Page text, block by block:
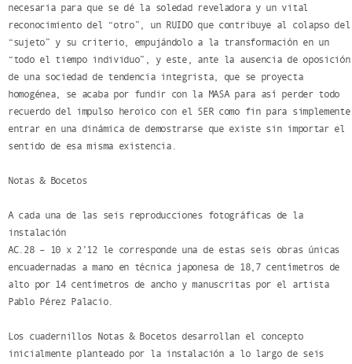
necesaria para que se dé la soledad reveladora y un vital
reconocimiento del “otro”, un RUIDO que contribuye al colapso del
“sujeto” y su criterio, empujándolo a la transformación en un
“todo el tiempo individuo”, y este, ante la ausencia de oposición
de una sociedad de tendencia integrista, que se proyecta
homogénea, se acaba por fundir con la MASA para así perder todo
recuerdo del impulso heroico con el SER como fin para simplemente
entrar en una dinámica de demostrarse que existe sin importar el
sentido de esa misma existencia.
Notas & Bocetos
A cada una de las seis reproducciones fotográficas de la
instalación
AC.28 – 10 x 2’12 le corresponde una de estas seis obras únicas
encuadernadas a mano en técnica japonesa de 18,7 centímetros de
alto por 14 centímetros de ancho y manuscritas por el artista
Pablo Pérez Palacio.
Los cuadernillos Notas & Bocetos desarrollan el concepto
inicialmente planteado por la instalación a lo largo de seis